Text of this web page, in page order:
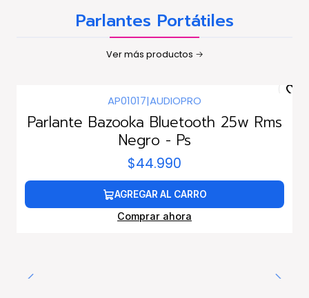
Parlantes Portátiles
Ver más productos
AP01017|AUDIOPRO
Parlante Bazooka Bluetooth 25w Rms
Negro - Ps
$44.990
AGREGAR AL CARRO
Comprar ahora